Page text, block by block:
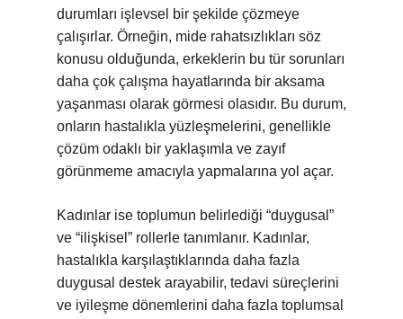
durumları işlevsel bir şekilde çözmeye
çalışırlar. Örneğin, mide rahatsızlıkları söz
konusu olduğunda, erkeklerin bu tür sorunları
daha çok çalışma hayatlarında bir aksama
yaşanması olarak görmesi olasıdır. Bu durum,
onların hastalıkla yüzleşmelerini, genellikle
çözüm odaklı bir yaklaşımla ve zayıf
görünmeme amacıyla yapmalarına yol açar.
Kadınlar ise toplumun belirlediği “duygusal”
ve “ilişkisel” rollerle tanımlanır. Kadınlar,
hastalıkla karşılaştıklarında daha fazla
duygusal destek arayabilir, tedavi süreçlerini
ve iyileşme dönemlerini daha fazla toplumsal